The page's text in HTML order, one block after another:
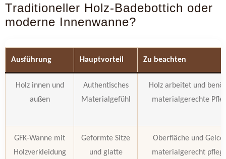
Traditioneller Holz-Badebottich oder
moderne Innenwanne?
Ausführung Hauptvorteil Zu beachten
Holz innen und
außen
Authentisches
Materialgefühl
Holz arbeitet und
materialgerechte
GFK-Wanne mit
Holzverkleidung
Geformte Sitze
und glatte
Oberfläche und
materialgerecht